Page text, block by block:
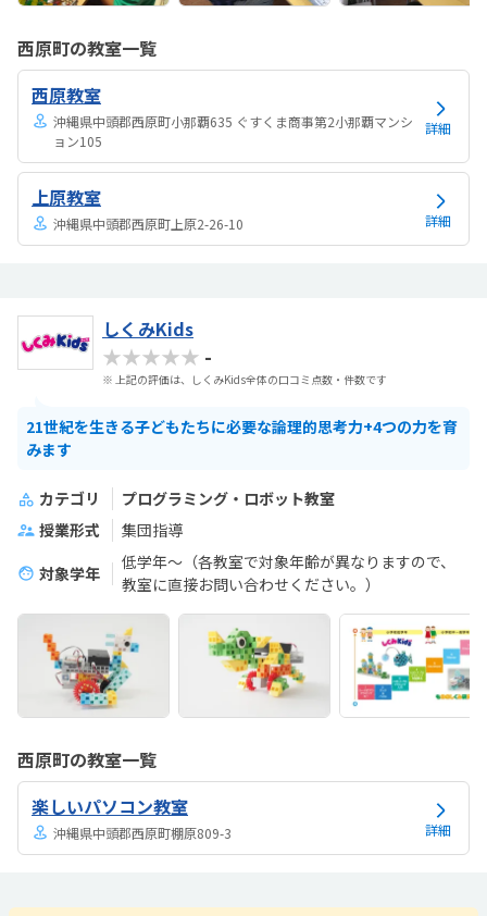
西原町の教室一覧
西原教室
沖縄県中頭郡西原町小那覇635 ぐすくま商事第2小那覇マンシ
ョン105
詳細
上原教室
沖縄県中頭郡西原町上原2-26-10 詳細
しくみKids
★★★★★ -
※ 上記の評価は、しくみKids全体の口コミ点数・件数です
21世紀を生きる子どもたちに必要な論理的思考力+4つの力を育
みます
カテゴリ
プログラミング・ロボット教室
授業形式
集団指導
対象学年
低学年～（各教室で対象年齢が異なりますので、
教室に直接お問い合わせください。）
西原町の教室一覧
楽しいパソコン教室
沖縄県中頭郡西原町棚原809-3 詳細